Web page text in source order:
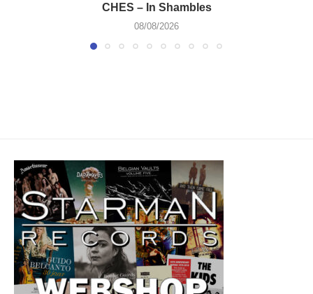
CHES – In Shambles
08/08/2026